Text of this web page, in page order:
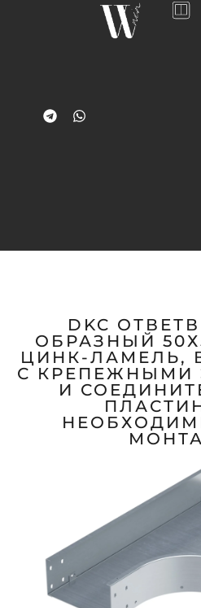
DKC
ОБРАЗНЫЙ
ЦИНК-ЛАМЕЛЬ,
С КРЕПЕЖНЫМИ
И